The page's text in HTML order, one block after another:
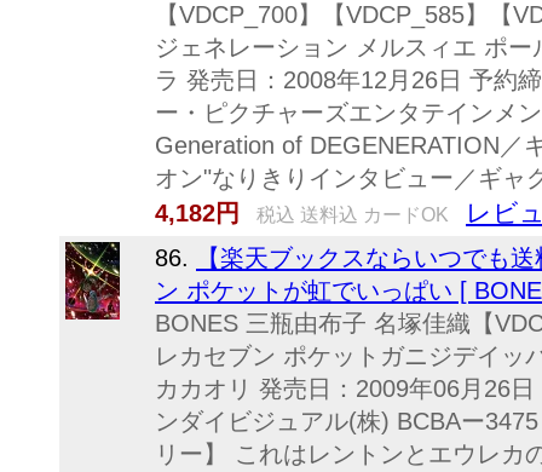
【VDCP_700】【VDCP_585】【
ジェネレーション メルスィエ ポ
ラ 発売日：2008年12月26日 予約
ー・ピクチャーズエンタテインメ
Generation of DEGENERATION／
オン"なりきりインタビュー／ギャ
4,182円
税込 送料込 カードOK レビ
86.
【楽天ブックスならいつでも
ン ポケットが虹でいっぱい [
BONES 三瓶由布子 名塚佳織【
レカセブン ポケットガニジデイッ
カカオリ 発売日：2009年06月26
ンダイビジュアル(株) BCBAー
リー】 これはレントンとエウレカ